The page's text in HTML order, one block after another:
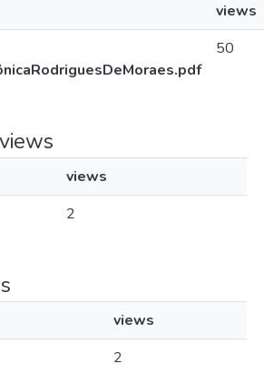
views
50
views
2
views
2